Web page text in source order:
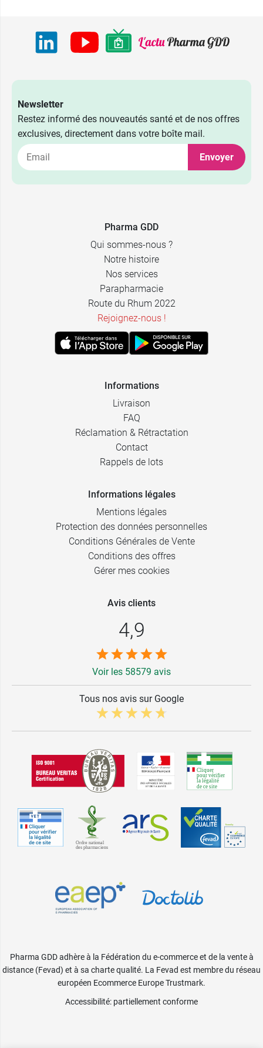
Newsletter
Restez informé des nouveautés santé et de nos offres
exclusives, directement dans votre boîte mail.
Envoyer
Pharma GDD
Qui sommes-nous ?
Notre histoire
Nos services
Parapharmacie
Route du Rhum 2022
Rejoignez-nous !
Informations
Livraison
FAQ
Réclamation & Rétractation
Contact
Rappels de lots
Informations légales
Mentions légales
Protection des données personnelles
Conditions Générales de Vente
Conditions des offres
Gérer mes cookies
Avis clients
4,9
Voir les 58579 avis
Tous nos avis sur Google
Pharma GDD adhère à la Fédération du e-commerce et de la vente à
distance (Fevad) et à sa charte qualité. La Fevad est membre du réseau
européen Ecommerce Europe Trustmark.
Accessibilité: partiellement conforme